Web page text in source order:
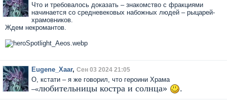
Что и требовалось доказать – знакомство с фракциями
начинается со средневековых набожных людей – рыцарей-
храмовников.
Ждем некромантов.
Eugene_Xaar, Сен 03 2024 21:05
О, кстати – я же говорил, что героини Храма
–«любительницы костра и солнца» .